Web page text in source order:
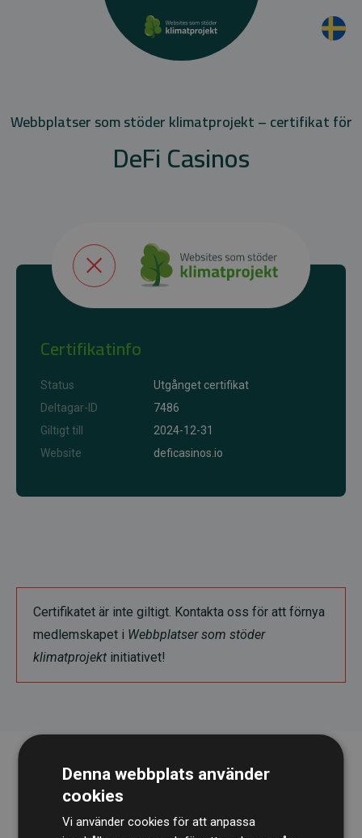
Webbplatser som stöder klimatprojekt – certifikat för
DeFi Casinos
Certifikatinfo
Status
Utgånget certifikat
Deltagar-ID
7486
Giltigt till
2024-12-31
Website
deficasinos.io
Certifikatet är inte giltigt. Kontakta oss för att förnya
medlemskapet i Webbplatser som stöder
klimatprojekt initiativet!
Denna webbplats använder
cookies
Vi använder cookies för att anpassa